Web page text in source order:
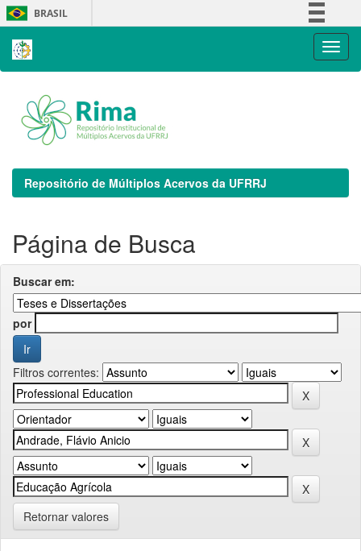
Skip
navigation
BRASIL
Repositório de Múltiplos Acervos da UFRRJ
Página de Busca
Buscar em:
por
Filtros correntes:
Retornar valores